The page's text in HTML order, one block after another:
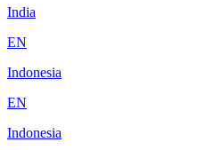
India
EN
Indonesia
EN
Indonesia